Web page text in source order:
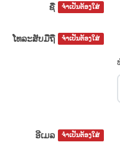
ຊື່ ຈຳເປັນຕ້ອງໃສ່
ໂທລະສັບມືຖື ຈຳເປັນຕ້ອງໃສ່
ອີເມລ ຈຳເປັນຕ້ອງໃສ່